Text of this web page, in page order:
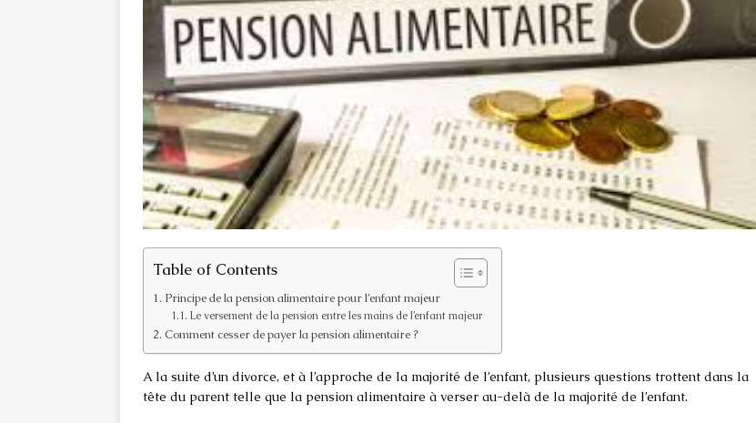
Table of Contents
Principe de la pension alimentaire pour l’enfant majeur
Le versement de la pension entre les mains de l’enfant majeur
Comment cesser de payer la pension alimentaire ?
A la suite d’un divorce, et à l’approche de la majorité de l’enfant, plusieurs questions trottent dans la
tête du parent telle que la pension alimentaire à verser au-delà de la majorité de l’enfant.